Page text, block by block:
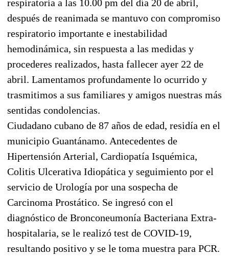
respiratoria a las 10.00 pm del día 20 de abril,
después de reanimada se mantuvo con compromiso
respiratorio importante e inestabilidad
hemodinámica, sin respuesta a las medidas y
procederes realizados, hasta fallecer ayer 22 de
abril. Lamentamos profundamente lo ocurrido y
trasmitimos a sus familiares y amigos nuestras más
sentidas condolencias.
Ciudadano cubano de 87 años de edad, residía en el
municipio Guantánamo. Antecedentes de
Hipertensión Arterial, Cardiopatía Isquémica,
Colitis Ulcerativa Idiopática y seguimiento por el
servicio de Urología por una sospecha de
Carcinoma Prostático. Se ingresó con el
diagnóstico de Bronconeumonía Bacteriana Extra-
hospitalaria, se le realizó test de COVID-19,
resultando positivo y se le toma muestra para PCR.